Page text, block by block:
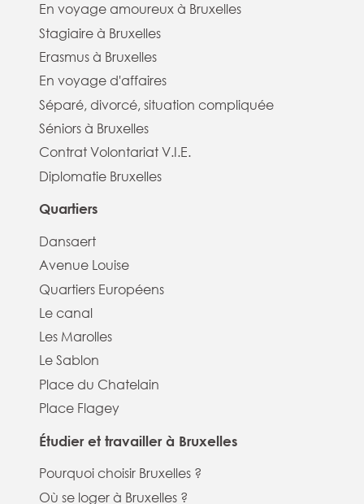
En voyage amoureux à Bruxelles
Stagiaire à Bruxelles
Erasmus à Bruxelles
En voyage d'affaires
Séparé, divorcé, situation compliquée
Séniors à Bruxelles
Contrat Volontariat V.I.E.
Diplomatie Bruxelles
Quartiers
Dansaert
Avenue Louise
Quartiers Européens
Le canal
Les Marolles
Le Sablon
Place du Chatelain
Place Flagey
Étudier et travailler à Bruxelles
Pourquoi choisir Bruxelles ?
Où se loger à Bruxelles ?